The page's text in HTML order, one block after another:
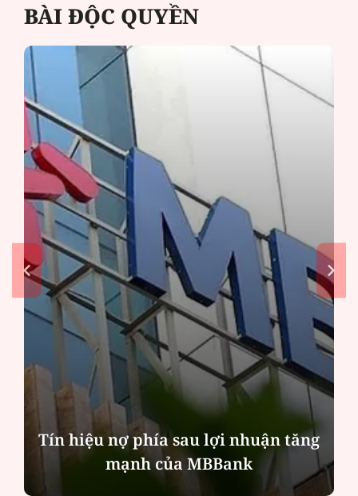
BÀI ĐỘC QUYỀN
Tín hiệu nợ phía sau lợi nhuận tăng
mạnh của MBBank